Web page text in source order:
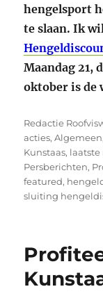
hengelsport
te slaan. Ik
Maandag 21,
oktober is de
Auteur
Redactie
acties,Algemeen
Kunstaas, laatste
Persberichten,
featured,
sluiting